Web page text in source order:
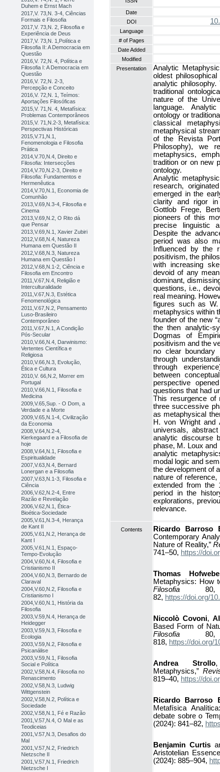
Duhem e Ernst Mach
2017,V. 73,N. 3-4, Ciências
Formais e Filosofia
2017,V. 73,N. 2, Filosofia e
Experiência de Deus
2017,V. 73,N. 1,Política e
Filosofia II: A Democracia em
Questão
2016,V. 72,N. 4, Política e
Filosofia I: A Democracia em
Questão
2016,V. 72,N. 2-3,
Percepção e Conceito
2016,V. 72,N. 1, Teímos:
Aportações Filosóficas
2015,V. 71,N. 4, Metafísica:
Problemas Contemporâneos
2015,V. 71,N.2-3, Metafísica:
Perspectivas Históricas
2015,V.71,N.1,
Fenomenologia e Filosofia
Prática
2014,V.70,N.4, Direito e
Filosofia: Intersecções
2014,V.70,N.2-3, Direito e
Filosofia: Fundamentos e
Hermenêutica
2014,V.70,N.1, Economia de
Comunhão
2013,V.69,N.3-4, Filosofia e
Cinema
2013,V.69,N.2, O Rito dá
que Pensar
2013,V.69,N.1, Xavier Zubiri
2012,V.68,N.4, Natureza
Humana em Questão II
2012,V.68,N.3, Natureza
Humana em Questão I
2012,V.68,N.1-2, Ciência e
Filosofia em Encontro
2011,V.67,N.4, Religião e
Interculturalidade
2011,V.67,N.3, Estética
Fenomenológica
2011,V.67,N.2, Pensamento
Luso-Brasileiro
Contemporâneo
2011,V.67,N.1, A Condição
Pós-Secular
2010,V.66,N.4, Darwinismo:
Vertentes Científica e
Religiosa
2010,V.66,N.3, Evolução,
Ética e Cultura
2010,V. 66,N.2, Morrer em
Portugal
2010,V.66,N.1, Filosofia e
Medicina
2009,V.65,Sup. - O Dom, a
Verdade e a Morte
2009,V.65,N.1-4, Civilização
da Economia
2008,V.64,N.2-4,
Kierkegaard e a Filosofia de
hoje
2008,V.64,N.1, Filosofia e
Espiritualidade
2007,V.63,N.4, Bernard
Lonergan e a Filosofia
2007,V.63,N.1-3, Filosofia e
Ciência
2006,V.62,N.2-4, Entre
Razão e Revelação
2006,V.62,N.1, Ética-
Bioética-Sociedade
2005,V.61,N.3-4, Herança
de Kant II
2005,V.61,N.2, Herança de
Kant I
2005,V.61,N.1, Espaço-
Tempo-Evolução
2004,V.60,N.4, Filosofia e
Cristianismo II
2004,V.60,N.3, Bernardo de
Claraval
2004,V.60,N.2, Filosofia e
Cristianismo I
2004,V.60,N.1, História da
Filosofia
2003,V.59,N.4, Herança de
Heidegger
2003,V.59,N.3, Filosofia e
Ecologia
2003,V.59,N.2, Filosofia e
Psicanálise
2003,V.59,N.1, Filosofia
Social e Política
2002,V.58,N.4, Filosofia no
Renascimento
2002,V.58,N.3, Ludwig
Wittgenstein
2002,V.58,N.2, Política e
Sociedade
2002,V.58,N.1, Fé e Razão
2001,V.57,N.4, O Mal e as
Teodiceias
2001,V.57,N.3, Desafios do
Mal
2001,V.57,N.2, Friedrich
Nietzsche II
2001,V.57,N.1, Friedrich
Nietzsche I
Date
DOI
Language
# of Pages
Date Added
Modified
Presentation
Analytic
oldest
analytic
traditional
nature of the
language.
ontology or
classical
metaphysical
of the Revista
Philosophy), we
metaphysics,
tradition or on new
ontology.
Analytic
research,
emerged in the
clarity and rigor in
Gottlob Frege,
pioneers of this
precise linguistic
Despite the
period was also
Influenced by the
positivism, the
with increasing
devoid of any
dominant,
questions, i.e.,
real meaning.
figures such as
metaphysics within
founder of the new
the then analytic-
Dogmas of
positivism and the
no clear boundary
through
through
between
perspective
questions that had
This resurgence of
three successive
as metaphysical
H. von Wright and
universals,
analytic discourse
phase, M. Loux
analytic
modal logic and
the development of
nature of
extended from the
period in the
explorations,
relevance.
Contents
Ricardo Barroso
Contemporary
Nature of Reality,”
741–50, https://
Thomas
Metaphysics: How
Filosofia 80,
82, https://doi.org/
Niccolò Covoni,
Based Form of
Filosofia 80,
818, https://doi.org/
Andrea Strollo,
Metaphysics,”
819–40, https://
Ricardo Barroso
Metafísica
debate sobre o
(2024): 841–82,
Benjamin Curtis
Aristotelian
(2024): 885–904,